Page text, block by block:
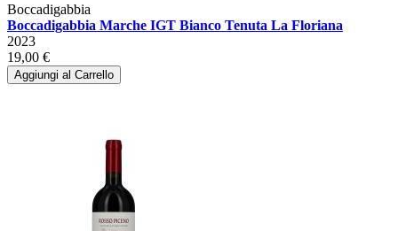
Boccadigabbia
Boccadigabbia Marche IGT Bianco Tenuta La Floriana
2023
19,00 €
Aggiungi al Carrello